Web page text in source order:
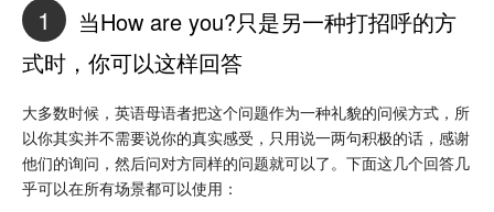
1
当How are you?只是另一种打招呼的方
式时，你可以这样回答
大多数时候，英语母语者把这个问题作为一种礼貌的问候方式，所
以你其实并不需要说你的真实感受，只用说一两句积极的话，感谢
他们的询问，然后问对方同样的问题就可以了。下面这几个回答几
乎可以在所有场景都可以使用：